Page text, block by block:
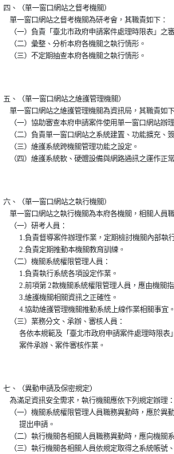
四、（單一窗口網站之督考機關）
    單一窗口網站之督考機關為研考會，其職責如下：
（一）負責「臺北市政府申請案件處理時限表」之
    （二）彙整、分析本府各機關之執行情形。
五、（單一窗口網站之維護管理機關）
單一窗口網站之維護管理機關為資訊局，其職責如下
（一）協助審查本府申請案件使用單一窗口網站辦
（二）負責單一窗口網站之系統建置、功能擴充、
    （三）維護系統跨機關管理功能之設定。
六、（單一窗口網站之執行機關）
單一窗口網站之執行機關為本府各機關，相關人員
    （一）研考人員：
1.負責督導案件辦理作業，定期檢討機關內部
          2.負責定期推動本機關教育訓練。
    （二）機關系統權限管理人員：
          1.負責執行系統各項設定作業。
2.前項第 2款機關系統權限管理人員，應由機關
          3.維護機關相關資訊之正確性。
          4.協助維護管理機關推動系統上線作業相關事宜。
    （三）業務分文、承辦、審核人員：
各依本規範及「臺北市政府申請案件處理時限
七、（異動申請及保密規定）
    為滿足資訊安全需求，執行機關應依下列規定辦理：
（一）機關系統權限管理人員職務異動時，應於
          提出申請。
（二）執行機關各相關人員職務異動時，應向機關